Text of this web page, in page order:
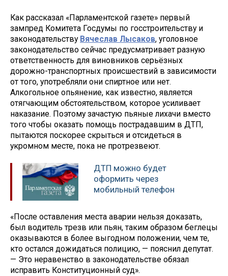
Как рассказал «Парламентской газете» первый
зампред Комитета Госдумы по госстроительству и
законодательству Вячеслав Лысаков, уголовное
законодательство сейчас предусматривает разную
ответственность для виновников серьёзных
дорожно-транспортных происшествий в зависимости
от того, употребляли они спиртное или нет.
Алкогольное опьянение, как известно, является
отягчающим обстоятельством, которое усиливает
наказание. Поэтому зачастую пьяные лихачи вместо
того чтобы оказать помощь пострадавшим в ДТП,
пытаются поскорее скрыться и отсидеться в
укромном месте, пока не протрезвеют.
ДТП можно будет
оформить через
мобильный телефон
«После оставления места аварии нельзя доказать,
был водитель трезв или пьян, таким образом беглецы
оказываются в более выгодном положении, чем те,
кто остался дожидаться полицию, — пояснил депутат.
— Это неравенство в законодательстве обязал
исправить Конституционный суд».